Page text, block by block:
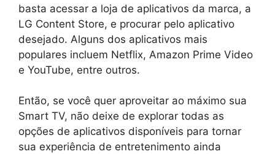
basta acessar a loja de aplicativos da marca, a
LG Content Store, e procurar pelo aplicativo
desejado. Alguns dos aplicativos mais
populares incluem Netflix, Amazon Prime Video
e YouTube, entre outros.
Então, se você quer aproveitar ao máximo sua
Smart TV, não deixe de explorar todas as
opções de aplicativos disponíveis para tornar
sua experiência de entretenimento ainda